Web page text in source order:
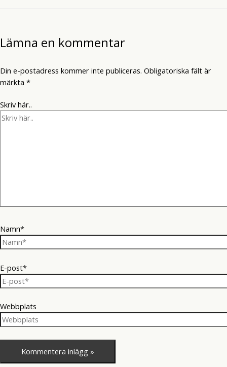
Lämna en kommentar
Din e-postadress kommer inte publiceras. Obligatoriska fält är
märkta *
Skriv här..
Namn*
E-post*
Webbplats